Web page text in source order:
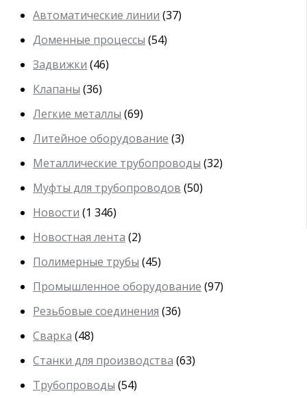
Автоматические линии (37)
Доменные процессы (54)
Задвижки (46)
Клапаны (36)
Легкие металлы (69)
Литейное оборудование (3)
Металлические трубопроводы (32)
Муфты для трубопроводов (50)
Новости (1 346)
Новостная лента (2)
Полимерные трубы (45)
Промышленное оборудование (97)
Резьбовые соединения (36)
Сварка (48)
Станки для производства (63)
Трубопроводы (54)